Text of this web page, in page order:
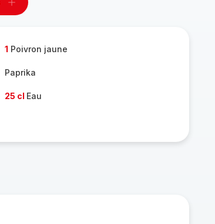
Ajouter
1 Poivron jaune
Paprika
25 cl Eau